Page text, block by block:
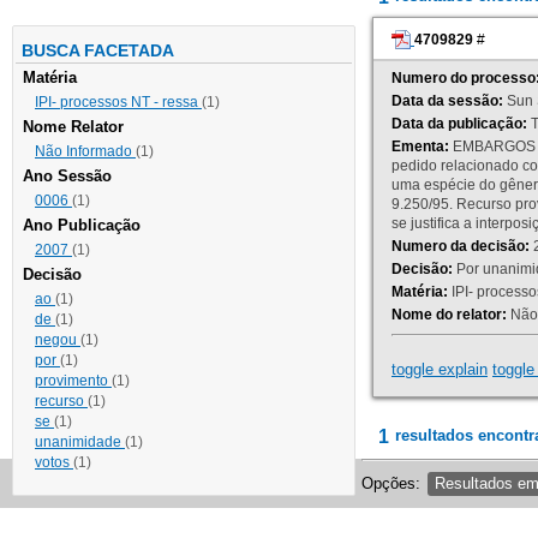
BUSCA FACETADA
Matéria
IPI- processos NT - ressa (1)
Nome Relator
Não Informado (1)
Ano Sessão
0006 (1)
Ano Publicação
2007 (1)
Decisão
ao (1)
de (1)
negou (1)
por (1)
provimento (1)
recurso (1)
se (1)
unanimidade (1)
votos (1)
4709829 #
Numero do
Data da sessão: Sun
Data da publicação:
Ementa:
pedido relacionado
uma espécie do
9.250/95. Recurso
se justifica a
Numero da decisão:
Decisão: Por
Matéria: IPI-
Nome do relator:
toggle explain
1 resultados
Opções: Resultados